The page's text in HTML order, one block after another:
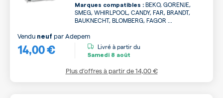
Marques compatibles : BEKO, GORENJE,
SMEG, WHIRLPOOL, CANDY, FAR, BRANDT,
BAUKNECHT, BLOMBERG, FAGOR ...
14,00 €
Vendu neuf parAdepem
Livré à partir du
Samedi 8 août
Plus d’offres à partir de14,00 €